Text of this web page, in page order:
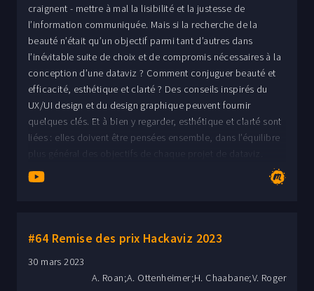
craignent - mettre à mal la lisibilité et la justesse de
l’information communiquée. Mais si la recherche de la
beauté n’était qu’un objectif parmi tant d’autres dans
l’inévitable suite de choix et de compromis nécessaires à la
conception d’une dataviz ? Comment conjuguer beauté et
efficacité, esthétique et clarté ? Des conseils inspirés du
UX/UI design et du design graphique peuvent fournir
quelques clés. Et à bien y regarder, esthétique et clarté sont
liées : elles doivent être pensées ensemble, dans l’équilibre
plus général des objectifs de chaque projet de dataviz.
Silvia Romanelli est consultante en visualisation de données
auprès de la société The Information Lab, pour laquelle elle
projets dataviz. Elle réalise également des projets créatifs
sur les interactions entre dataviz et UX design. Si vous ne
pouvez pas nous rejoindre, participer à la réunion Zoom en
#64 Remise des prix Hackaviz 2023
30 mars 2023
A. Roan;A. Ottenheimer;H. Chaabane;V. Roger